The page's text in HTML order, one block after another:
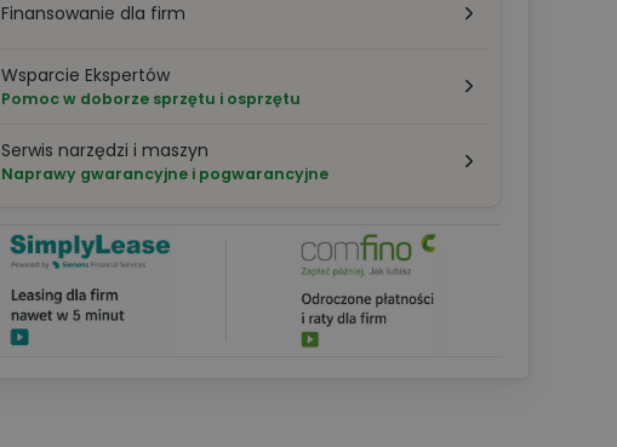
Finansowanie dla firm
Wsparcie Ekspertów
Pomoc w doborze sprzętu i osprzętu
Serwis narzędzi i maszyn
Naprawy gwarancyjne i pogwarancyjne